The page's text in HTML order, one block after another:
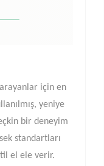
için en
yeniye
bir deneyim
standartları
el ele verir.